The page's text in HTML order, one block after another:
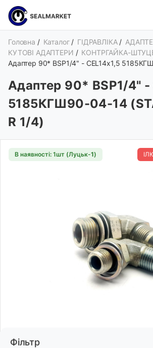
Фільтр
Головна / Каталог / ГІДРАВЛІКА /
КУТОВІ АДАПТЕРИ / КОНТРГАЙКА-
Адаптер 90* BSP1/4" - CEL14х1,5
Адаптер 90* BSP1/4" -
5185КГШ90-04-14
R 1/4)
В наявності: 1шт (Луцьк-1)